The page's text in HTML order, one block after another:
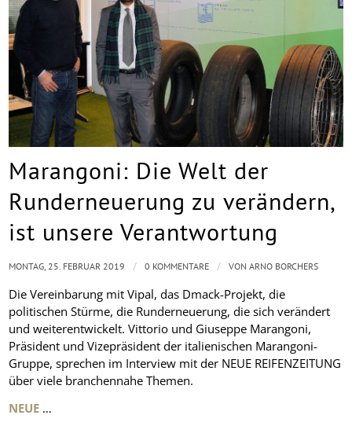
Marangoni: Die Welt der
Runderneuerung zu verändern,
ist unsere Verantwortung
Die Vereinbarung mit Vipal, das Dmack-Projekt, die
politischen Stürme, die Runderneuerung, die sich verändert
und weiterentwickelt. Vittorio und Giuseppe Marangoni,
Präsident und Vizepräsident der italienischen Marangoni-
Gruppe, sprechen im Interview mit der NEUE REIFENZEITUNG
über viele branchennahe Themen.
NEUE …
MONTAG, 25. FEBRUAR 2019 / 0 KOMMENTARE / VONARNO BORCHERS